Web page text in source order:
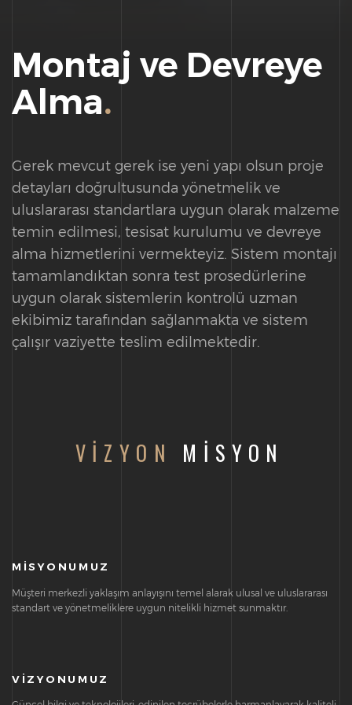
Montaj ve Devreye
Alma.
Gerek mevcut gerek ise yeni yapı olsun proje
detayları doğrultusunda yönetmelik ve
uluslararası standartlara uygun olarak malzeme
temin edilmesi, tesisat kurulumu ve devreye
alma hizmetlerini vermekteyiz. Sistem montajı
tamamlandıktan sonra test prosedürlerine
uygun olarak sistemlerin kontrolü uzman
ekibimiz tarafından sağlanmakta ve sistem
çalışır vaziyette teslim edilmektedir.
VIZYON MISYON
MİSYONUMUZ
Müşteri merkezli yaklaşım anlayışını temel alarak ulusal ve uluslararası
standart ve yönetmeliklere uygun nitelikli hizmet sunmaktır.
VİZYONUMUZ